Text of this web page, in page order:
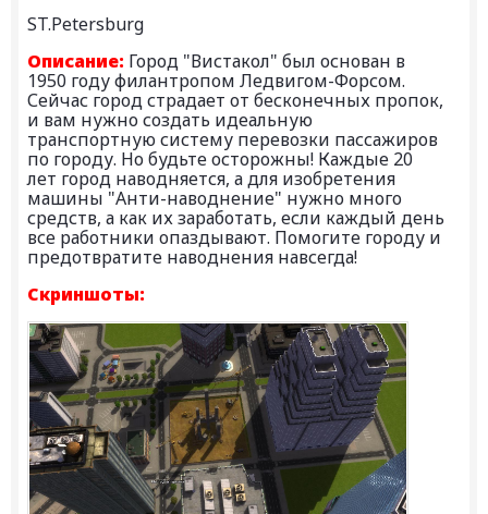
ST.Petersburg
Описание: Город "Вистакол" был основан в
1950 году филантропом Ледвигом-Форсом.
Сейчас город страдает от бесконечных пропок,
и вам нужно создать идеальную
транспортную систему перевозки пассажиров
по городу. Но будьте осторожны! Каждые 20
лет город наводняется, а для изобретения
машины "Анти-наводнение" нужно много
средств, а как их заработать, если каждый день
все работники опаздывают. Помогите городу и
предотвратите наводнения навсегда!
Скриншоты: